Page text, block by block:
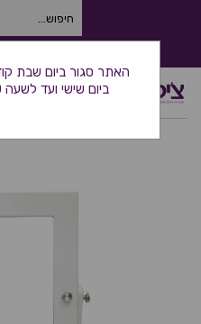
ביום שישי ועד לשעה 20:00 במוצאי השבת